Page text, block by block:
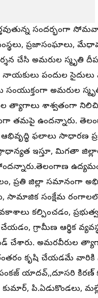
సందర్భంగా
ప్రజాసంఘాలు,
చేసి అమరుల స్మృతి
పందుల
సంయుక్తంగా అమరుల
త్యాగాలు శాశ్వతంగా
ఉందన్నారు. తెలంగాణ
ఫలాలు సాధారణ
ఇస్తూ, మిగతా
ప్రతి జిల్లా సమానంగా
సామాజిక సంక్షేమ
కల్పించడం,
గ్రామీణ ఆర్థిక
చేశారు. అమరవీరుల
కృషి చేయడమే
యాదవ్,,దూసరి కిరణ్
పి.ఏడుకొండలు,